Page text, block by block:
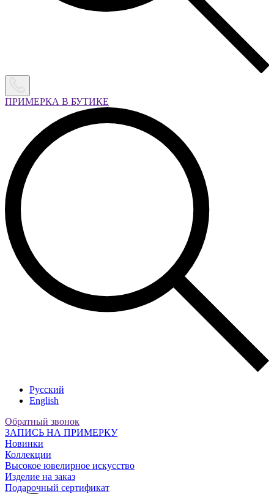
ПРИМЕРКА В БУТИКЕ
Русский
English
Обратный звонок
ЗАПИСЬ НА ПРИМЕРКУ
Новинки
Коллекции
Высокое ювелирное искусство
Изделие на заказ
Подарочный сертификат